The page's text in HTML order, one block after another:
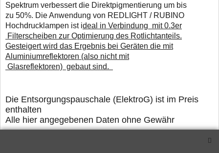
Spektrum verbessert die Direktpigmentierung um bis
zu 50%. Die Anwendung von REDLIGHT / RUBINO
Hochdrucklampen ist ideal in Verbindung mit 0.3er
Filterscheiben zur Optimierung des Rotlichtanteils.
Gesteigert wird das Ergebnis bei Geräten die mit
Aluminiumreflektoren (also nicht mit
Glasreflektoren) gebaut sind.
Die Entsorgungspauschale (ElektroG) ist im Preis
enthalten
Alle hier angegebenen Daten ohne Gewähr